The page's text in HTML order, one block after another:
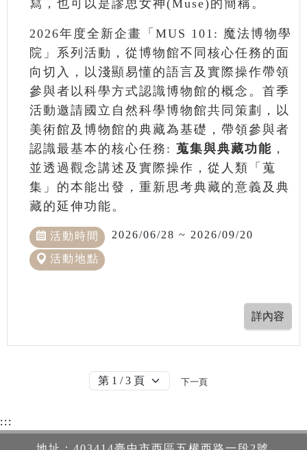
寫，也可以是謬思女神(Muse)的簡稱。
2026年度全新企畫「MUS 101: 魔法博物學
院」系列活動，從博物館不同核心任務的面
向切入，以淺顯易懂的語言及實際操作帶領
參與者以科學方式認識博物館的概念。首季
活動邀請國立自然科學博物館共同策劃，以
美術館及博物館的典藏為基礎，帶領參與者
認識最基本的核心任務: 蒐集與典藏功能 ，
並透過觀念講述及實際操作，從人類「蒐
集」的本能出發，重新思考典藏的意義及典
藏的延伸功能。
活動時間 2026/06/28 ~ 2026/09/20
活動地點
下一頁
:::